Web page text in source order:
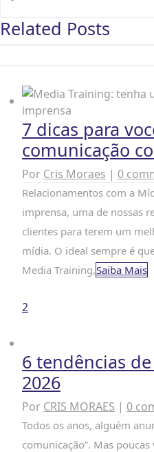
Related Posts
7 dicas para
comunicação
Por Cris Moraes | 0
Relacionamentos com a
imprensa, uma de nossas
clientes para terem um
mídia. O ideal sempre é
Media Training,Saiba Mais
2
6 tendências
2026
Por CRIS MORAES | 0
Todos os anos, alguém
comunicação”. Mas